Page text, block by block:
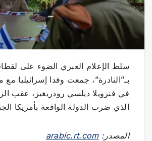
سلط الإعلام العبري الضوء على
بـ”النادرة”، جمعت وفدا إسرائيليا
في فنزويلا ديلسي رودريغيز، عقب
الذي ضرب الدولة الواقعة بأمريكا
المصدر:arabic.rt.com